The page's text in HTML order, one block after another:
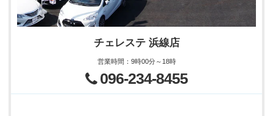
チェレステ 浜線店
営業時間 ： 9時00分～18時
096-234-8455